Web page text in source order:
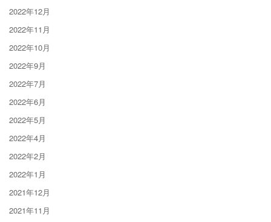
2022年12月
2022年11月
2022年10月
2022年9月
2022年7月
2022年6月
2022年5月
2022年4月
2022年2月
2022年1月
2021年12月
2021年11月